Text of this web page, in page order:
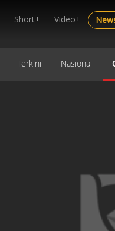
Short+ Video+
Terkini Nasional